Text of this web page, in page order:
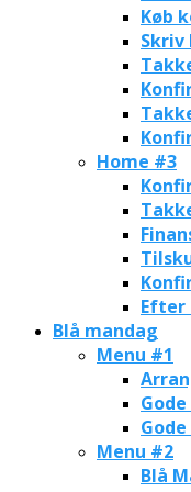
Køb
Home #3
Efter
Blå mandag
Menu #1
Menu #2
Blå